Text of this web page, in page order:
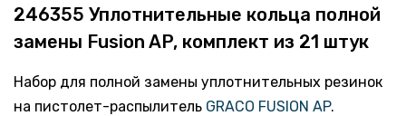
246355 Уплотнительные кольца полной
замены Fusion AP, комплект из 21 штук
Набор для полной замены уплотнительных резинок
на пистолет-распылитель GRACO FUSION AP.